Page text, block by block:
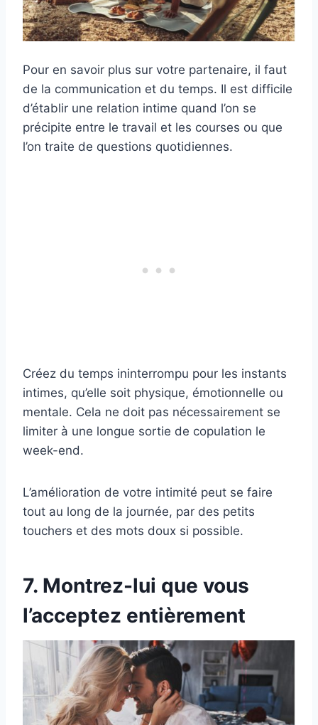
Pour en savoir plus sur votre partenaire, il faut
de la communication et du temps. Il est difficile
d’établir une relation intime quand l’on se
précipite entre le travail et les courses ou que
l’on traite de questions quotidiennes.
Créez du temps ininterrompu pour les instants
intimes, qu’elle soit physique, émotionnelle ou
mentale. Cela ne doit pas nécessairement se
limiter à une longue sortie de copulation le
week-end.
L’amélioration de votre intimité peut se faire
tout au long de la journée, par des petits
touchers et des mots doux si possible.
7. Montrez-lui que vous
l’acceptez entièrement